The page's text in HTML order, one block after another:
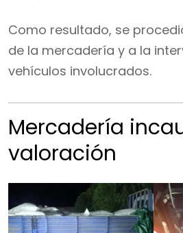
Como resultado, se
de la mercadería y a la
vehículos involucrados.
Mercadería
valoración